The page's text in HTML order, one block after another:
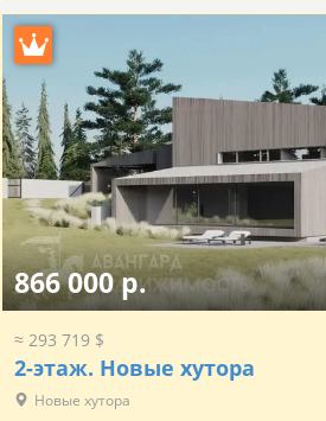
866 000 р.
≈ 293 719 $
2-этаж. Новые хутора
Новые хутора